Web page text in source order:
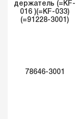
держатель (=KF-
016 )(=KF-033)
(=91228-3001)
78646-3001